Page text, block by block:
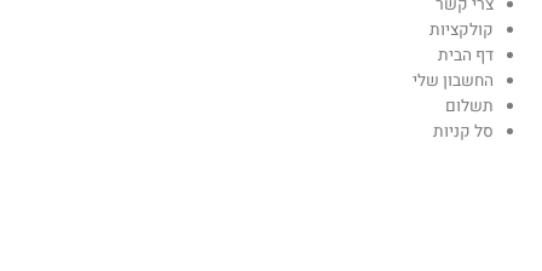
קולקציות
דף הבית
החשבון שלי
תשלום
סל קניות